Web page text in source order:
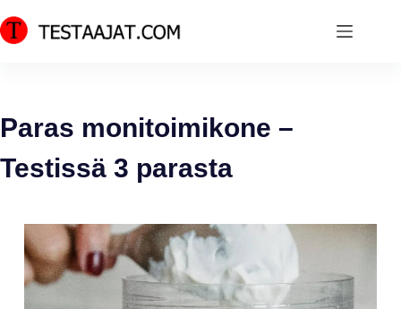
Skip
to
Paras monitoimikone –
Testissä 3 parasta